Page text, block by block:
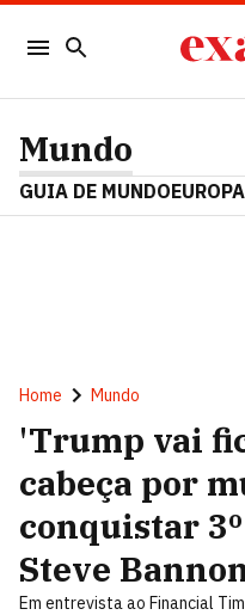
Mundo
GUIA DE MUNDOEUROPA
Home Mundo
'Trump vai
cabeça por
conquistar
Steve
Em entrevista ao Financial